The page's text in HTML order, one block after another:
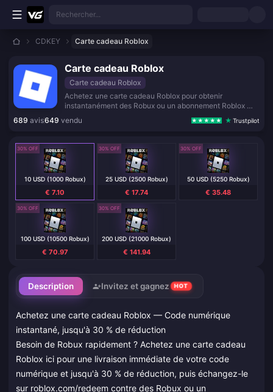
Aller au contenu principal
Rechercher...
CDKEY Carte cadeau Roblox
Carte cadeau Roblox
Carte cadeau Roblox
Achetez une carte cadeau Roblox pour obtenir
instantanément des Robux ou un abonnement Roblox —
livraison sécurisée de code numérique dans le monde
entier, avec en prime un objet virtuel gratuit lors de
689 avis649 vendu Trustpilot
Description Invitez et gagnez HOT
Achetez une carte cadeau Roblox — Code numérique
instantané, jusqu'à 30 % de réduction
Besoin de Robux rapidement ? Achetez une carte cadeau
Roblox ici pour une livraison immédiate de votre code
numérique et jusqu'à 30 % de réduction, puis échangez-le
sur roblox.com/redeem contre des Robux ou un
30% OFF
10 USD (1000 Robux)
€ 7.10
30% OFF
25 USD (2500 Robux)
€ 17.74
30% OFF
50 USD (5250 Robux)
€ 35.48
30% OFF
100 USD (10500 Robux)
€ 70.97
30% OFF
200 USD (21000 Robux)
€ 141.94